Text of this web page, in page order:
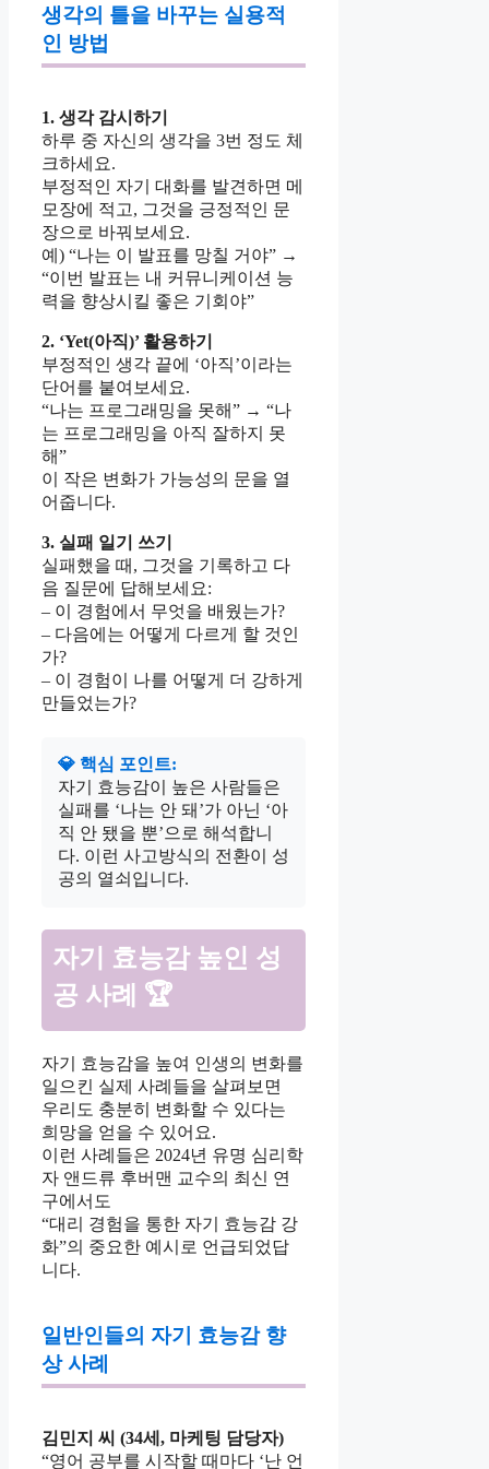
생각의 틀을 바꾸는 실용적
인 방법
1. 생각 감시하기
하루 중 자신의 생각을 3번 정도 체
크하세요.
부정적인 자기 대화를 발견하면 메
모장에 적고, 그것을 긍정적인 문
장으로 바꿔보세요.
예) “나는 이 발표를 망칠 거야” →
“이번 발표는 내 커뮤니케이션 능
력을 향상시킬 좋은 기회야”
2. ‘Yet(아직)’ 활용하기
부정적인 생각 끝에 ‘아직’이라는
단어를 붙여보세요.
“나는 프로그래밍을 못해” → “나
는 프로그래밍을 아직 잘하지 못
해”
이 작은 변화가 가능성의 문을 열
어줍니다.
3. 실패 일기 쓰기
실패했을 때, 그것을 기록하고 다
음 질문에 답해보세요:
– 이 경험에서 무엇을 배웠는가?
– 다음에는 어떻게 다르게 할 것인
가?
– 이 경험이 나를 어떻게 더 강하게
만들었는가?
💎 핵심 포인트:
자기 효능감이 높은 사람들은
실패를 ‘나는 안 돼’가 아닌 ‘아
직 안 됐을 뿐’으로 해석합니
다. 이런 사고방식의 전환이 성
공의 열쇠입니다.
자기 효능감 높인 성
공 사례 🏆
자기 효능감을 높여 인생의 변화를
일으킨 실제 사례들을 살펴보면
우리도 충분히 변화할 수 있다는
희망을 얻을 수 있어요.
이런 사례들은 2024년 유명 심리학
자 앤드류 후버맨 교수의 최신 연
구에서도
“대리 경험을 통한 자기 효능감 강
화”의 중요한 예시로 언급되었답
니다.
일반인들의 자기 효능감 향
상 사례
김민지 씨 (34세, 마케팅 담당자)
“영어 공부를 시작할 때마다 ‘난 언